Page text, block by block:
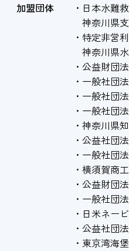
加盟団体
日本水難
神奈川県
特定非営
神奈川県
公益財団
一般社団
一般社団
一般社団
神奈川県
公益社団
一般社団
横須賀商
公益財団
一般社団
日米ネー
公益社団
東京湾海